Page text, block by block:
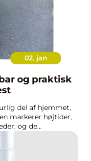
02. jan
del af hjemmet,
markerer højtider,
og de...